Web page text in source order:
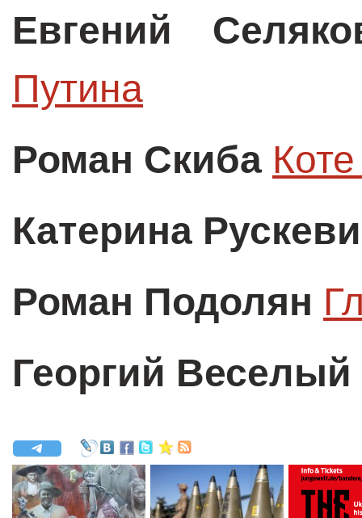
Евгений
Путина
Роман Скиба
Катерина
Роман Подолян
Георгий Веселый